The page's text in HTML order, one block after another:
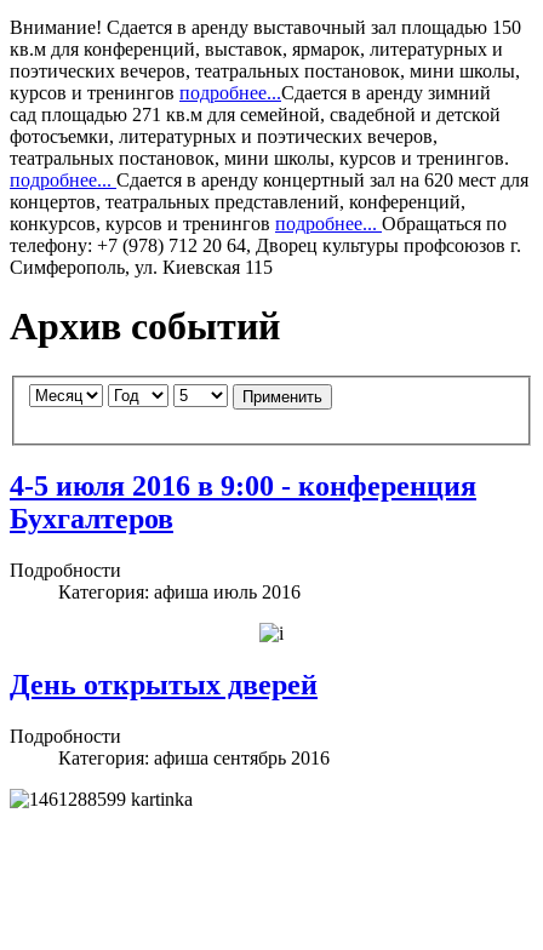
Внимание! Сдается в аренду выставочный зал площадью 150
кв.м для конференций, выставок, ярмарок, литературных и
поэтических вечеров, театральных постановок, мини школы,
курсов и тренингов подробнее...Сдается в аренду зимний
сад площадью 271 кв.м для семейной, свадебной и детской
фотосъемки, литературных и поэтических вечеров,
театральных постановок, мини школы, курсов и тренингов.
подробнее... Сдается в аренду концертный зал на 620 мест для
концертов, театральных представлений, конференций,
конкурсов, курсов и тренингов подробнее... Обращаться по
телефону: +7 (978) 712 20 64, Дворец культуры профсоюзов г.
Симферополь, ул. Киевская 115
Архив событий
Применить
4-5 июля 2016 в 9:00 - конференция
Бухгалтеров
Подробности
Категория: афиша июль 2016
День открытых дверей
Подробности
Категория: афиша сентябрь 2016